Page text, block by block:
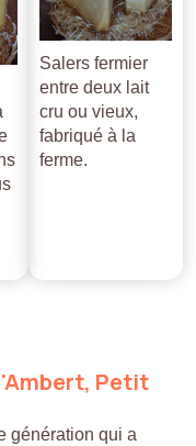
Salers fermier
entre deux lait
cru ou vieux,
fabriqué à la
ferme.
Petit
génération qui a